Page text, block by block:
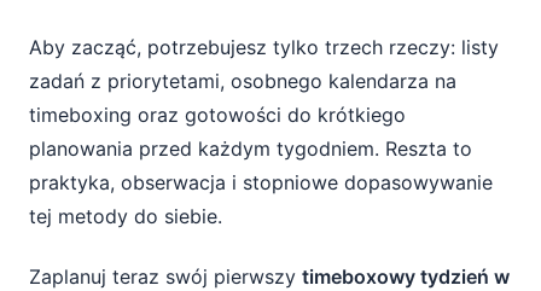
Aby zacząć, potrzebujesz tylko trzech rzeczy: listy
zadań z priorytetami, osobnego kalendarza na
timeboxing oraz gotowości do krótkiego
planowania przed każdym tygodniem. Reszta to
praktyka, obserwacja i stopniowe dopasowywanie
tej metody do siebie.
Zaplanuj teraz swój pierwszy timeboxowy tydzień w